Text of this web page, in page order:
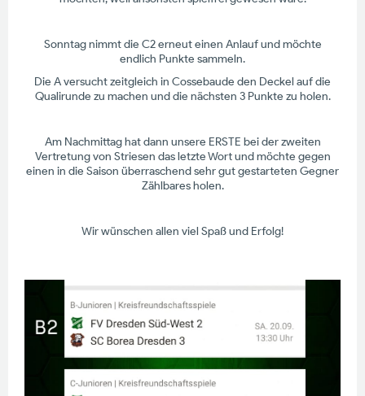
Sonntag nimmt die C2 erneut einen Anlauf und möchte
endlich Punkte sammeln.
Die A versucht zeitgleich in Cossebaude den Deckel auf die
Qualirunde zu machen und die nächsten 3 Punkte zu holen.
Am Nachmittag hat dann unsere ERSTE bei der zweiten
Vertretung von Striesen das letzte Wort und möchte gegen
einen in die Saison überraschend sehr gut gestarteten Gegner
Zählbares holen.
Wir wünschen allen viel Spaß und Erfolg!